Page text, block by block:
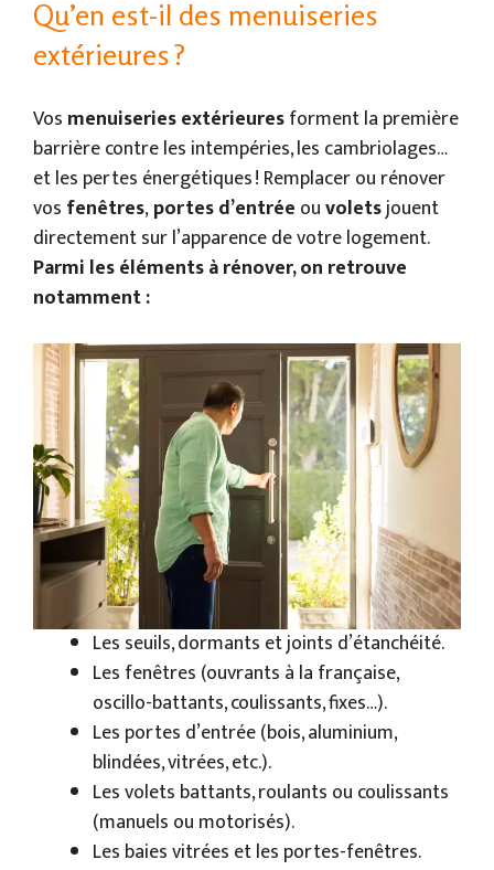
Qu’en est-il des menuiseries
extérieures ?
Vos menuiseries extérieuresforment la première
barrière contre les intempéries, les cambriolages…
et les pertes énergétiques ! Remplacer ou rénover
vos fenêtres,portes d’entrée ouvoletsjouent
directement sur l’apparence de votre logement.
Parmi les éléments à rénover, on retrouve
notamment :
Les seuils, dormants et joints d’étanchéité.
Les fenêtres (ouvrants à la française,
oscillo-battants, coulissants, fixes…).
Les portes d’entrée (bois, aluminium,
blindées, vitrées, etc.).
Les volets battants, roulants ou coulissants
(manuels ou motorisés).
Les baies vitrées et les portes-fenêtres.